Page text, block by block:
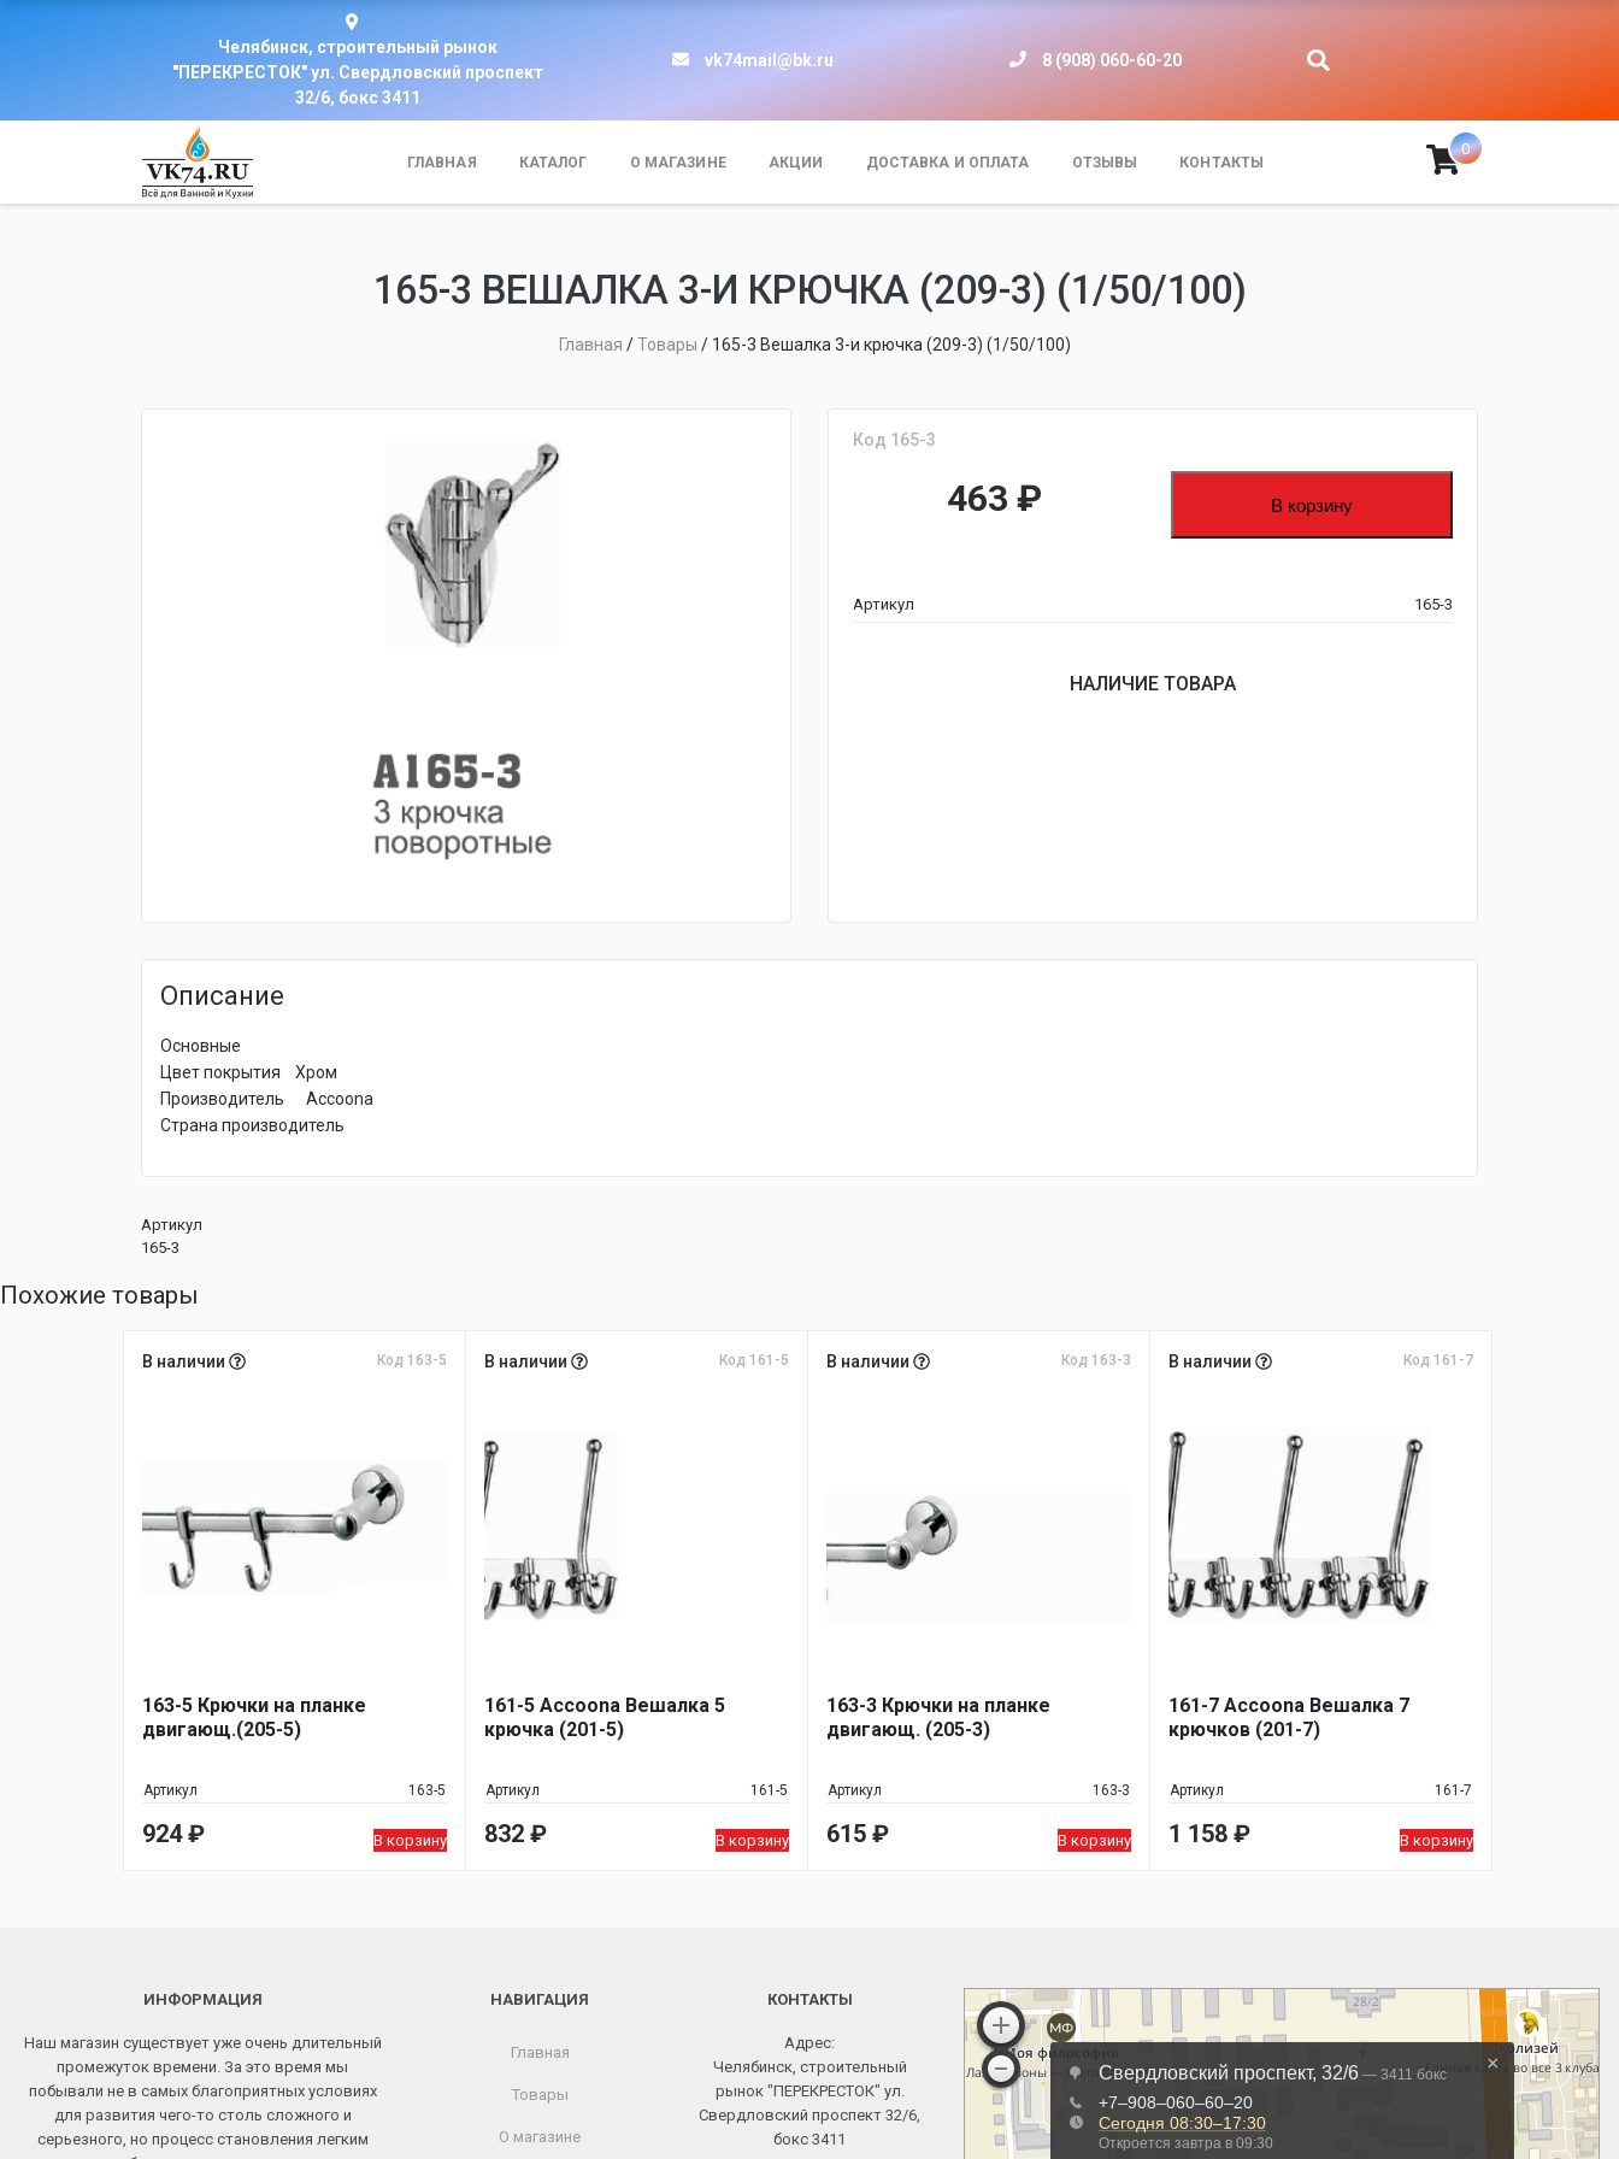
Челябинск, строительный рынок
"ПЕРЕКРЕСТОК" ул. Свердловский проспект
32/6, бокс 3411
vk74mail@bk.ru 8 (908) 060-60-20
ГЛАВНАЯ КАТАЛОГ О МАГАЗИНЕ АКЦИИ ДОСТАВКА И ОПЛАТА ОТЗЫВЫ КОНТАКТЫ
0
165-3 ВЕШАЛКА 3-И КРЮЧКА (209-3) (1/50/100)
Главная /Товары / 165-3 Вешалка 3-и крючка (209-3) (1/50/100)
Код 165-3
463 ₽ В корзину
Артикул 165-3
НАЛИЧИЕ ТОВАРА
Описание
Основные
Цвет покрытия Хром
Производитель Accoona
Страна производитель
Артикул
165-3
Похожие товары
В наличии Код 163-5
163-5 Крючки на планке
двигающ.(205-5)
Артикул 163-5
924₽ В корзину
В наличии Код 161-5
161-5 Accoona Вешалка 5
крючка (201-5)
Артикул 161-5
832 ₽ В корзину
В наличии Код 163-3
163-3 Крючки на планке
двигающ. (205-3)
Артикул 163-3
615 ₽ В корзину
В наличии Код 161-7
161-7 Accoona Вешалка 7
крючков (201-7)
Артикул 161-7
1 158 ₽ В корзину
ИНФОРМАЦИЯ
Наш магазин существует уже очень длительный
промежуток времени. За это время мы
побывали не в самых благоприятных условиях
для развития чего-то столь сложного и
серьезного, но процесс становления легким
НАВИГАЦИЯ
Главная
Товары
О магазине
КОНТАКТЫ
Адрес:
Челябинск, строительный
рынок "ПЕРЕКРЕСТОК" ул.
Свердловский проспект 32/6,
бокс 3411